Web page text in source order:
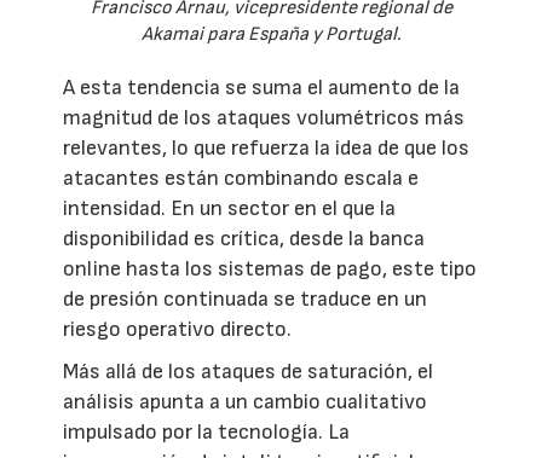
Francisco Arnau, vicepresidente regional de
Akamai para España y Portugal.
A esta tendencia se suma el aumento de la
magnitud de los ataques volumétricos más
relevantes, lo que refuerza la idea de que los
atacantes están combinando escala e
intensidad. En un sector en el que la
disponibilidad es crítica, desde la banca
online hasta los sistemas de pago, este tipo
de presión continuada se traduce en un
riesgo operativo directo.
Más allá de los ataques de saturación, el
análisis apunta a un cambio cualitativo
impulsado por la tecnología. La